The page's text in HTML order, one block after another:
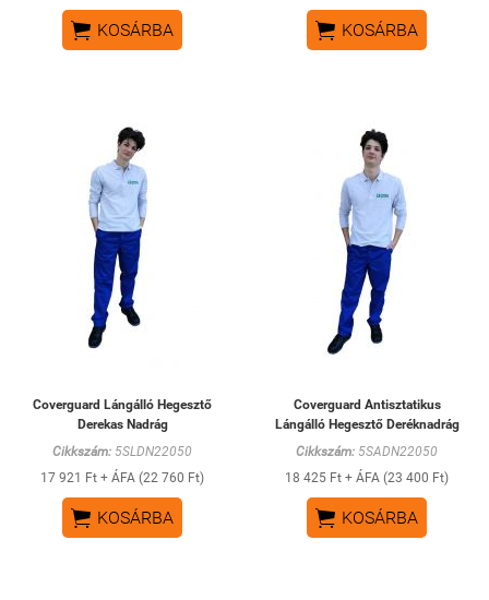
 KOSÁRBA  KOSÁRBA
Coverguard Lángálló Hegesztő
Derekas Nadrág
Cikkszám: 5SLDN22050
17 921 Ft + ÁFA (22 760 Ft)
 KOSÁRBA
Coverguard Antisztatikus
Lángálló Hegesztő Deréknadrág
Cikkszám: 5SADN22050
18 425 Ft + ÁFA (23 400 Ft)
 KOSÁRBA